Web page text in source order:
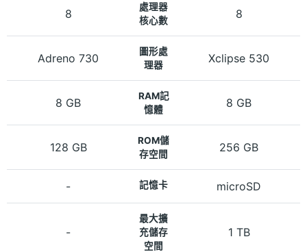
8
處理器
核心數
8
Adreno 730
圖形處
理器
Xclipse 530
8 GB
RAM記
憶體
8 GB
128 GB
ROM儲
存空間
256 GB
- 記憶卡 microSD
-
最大擴
充儲存
空間
1 TB